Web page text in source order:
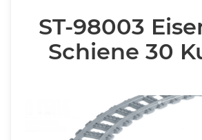
ST-98003
Schiene 30